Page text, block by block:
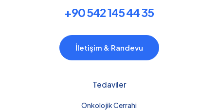
+90 542 145 44 35
İletişim & Randevu
Tedaviler
Onkolojik Cerrahi